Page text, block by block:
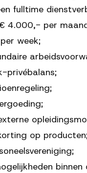
fulltime
per
week;
op producten;
binnen